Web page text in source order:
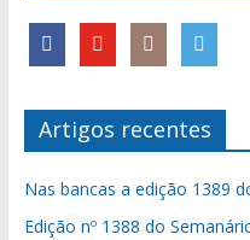
Artigos recentes
Nas bancas a edição 1389
Edição nº 1388 do